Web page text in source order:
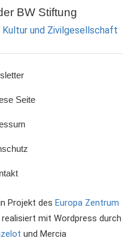
BW Stiftung
Kultur und Zivilgesellschaft
Seite
Projekt des Europa Zentrum
realisiert mit Wordpress durch
und Mercia